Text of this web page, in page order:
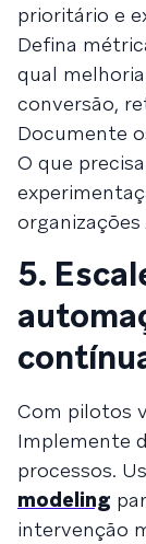
prioritário e
Defina
qual
conversão,
Documente
O que
5.
Com pilotos
Implemente
processos.
modeling
intervenção